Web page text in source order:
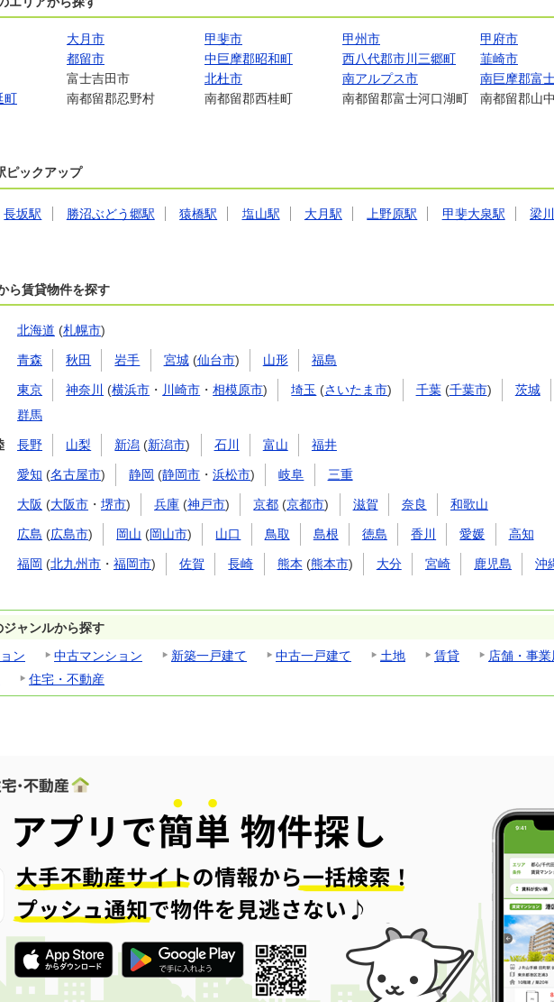
大月市 甲斐市 甲州市
甲府市
都留市 中巨摩郡昭和町 西八代郡市川三郷町
韮崎市
富士吉田市 北杜市 南アルプス市
南巨摩郡富
町
南都留郡忍野村 南都留郡西桂町 南都留郡富士河口湖町
南都留郡山
ピックアップ
長坂駅 勝沼ぶどう郷駅 猿橋駅 塩山駅 大月駅 上野原駅 甲斐大泉駅
梁
ら賃貸物件を探す
北海道 (札幌市)
青森 秋田 岩手 宮城(仙台市) 山形 福島
東京 神奈川 (横浜市 ・ 川崎市 ・相模原市) 埼玉 (さいたま市) 千葉(千葉市) 茨城
群馬
長野 山梨 新潟 (新潟市) 石川 富山 福井
愛知 (名古屋市) 静岡 (静岡市 ・浜松市) 岐阜 三重
大阪 (大阪市 ・ 堺市) 兵庫 (神戸市) 京都 (京都市) 滋賀 奈良 和歌山
広島 (広島市) 岡山 (岡山市) 山口 鳥取 島根 徳島 香川 愛媛 高知
福岡 (北九州市 ・ 福岡市) 佐賀 長崎 熊本 (熊本市) 大分 宮崎 鹿児島 沖
ジャンルから探す
ン
中古マンション 新築一戸建て 中古一戸建て 土地 賃貸
店舗・事業
住宅・不動産